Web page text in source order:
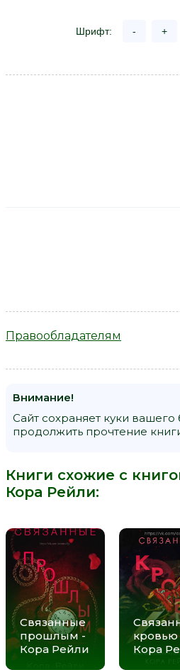
Шрифт: - +
Правообладателям
Внимание!
Сайт сохраняет куки
продолжить прочтение
Книги схожие с
Кора Рейли:
Связанные
прошлым -
Кора Рейли
кровью
Кора